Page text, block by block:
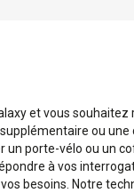
et vous
ou
un porte-vélo ou un
à vos
besoins. Notre